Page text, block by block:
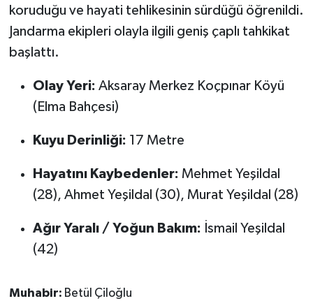
koruduğu ve hayati tehlikesinin sürdüğü öğrenildi.
Jandarma ekipleri olayla ilgili geniş çaplı tahkikat
başlattı.
Olay Yeri: Aksaray Merkez Koçpınar Köyü
(Elma Bahçesi)
Kuyu Derinliği: 17 Metre
Hayatını Kaybedenler: Mehmet Yeşildal
(28), Ahmet Yeşildal (30), Murat Yeşildal (28)
Ağır Yaralı / Yoğun Bakım: İsmail Yeşildal
(42)
Muhabir: Betül Çiloğlu